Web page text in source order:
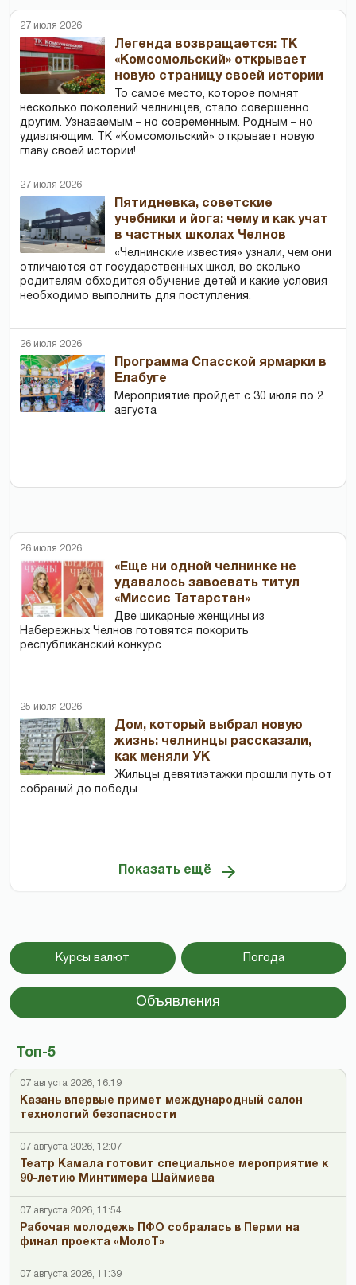
27 июля 2026
Легенда возвращается: ТК
«Комсомольский» открывает
новую страницу своей истории
То самое место, которое помнят
несколько поколений челнинцев, стало совершенно
другим. Узнаваемым – но современным. Родным – но
удивляющим. ТК «Комсомольский» открывает новую
главу своей истории!
27 июля 2026
Пятидневка, советские
учебники и йога: чему и как учат
в частных школах Челнов
«Челнинские известия» узнали, чем они
отличаются от государственных школ, во сколько
родителям обходится обучение детей и какие условия
необходимо выполнить для поступления.
26 июля 2026
Программа Спасской ярмарки в
Елабуге
Мероприятие пройдет с 30 июля по 2
августа
26 июля 2026
«Еще ни одной челнинке не
удавалось завоевать титул
«Миссис Татарстан»
Две шикарные женщины из
Набережных Челнов готовятся покорить
республиканский конкурс
25 июля 2026
Дом, который выбрал новую
жизнь: челнинцы рассказали,
как меняли УК
Жильцы девятиэтажки прошли путь от
собраний до победы
Показать ещё
Курсы валют Погода
Объявления
Топ-5
07 августа 2026, 16:19
Казань впервые примет международный салон
технологий безопасности
07 августа 2026, 12:07
Театр Камала готовит специальное мероприятие к
90-летию Минтимера Шаймиева
07 августа 2026, 11:54
Рабочая молодежь ПФО собралась в Перми на
финал проекта «МолоТ»
07 августа 2026, 11:39